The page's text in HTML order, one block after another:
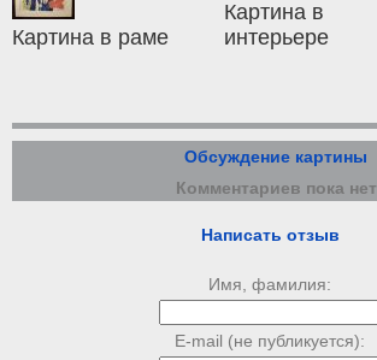
Картина в раме
Картина в
интерьере
Обсуждение картины
Комментариев пока нет
Написать отзыв
Имя, фамилия:
E-mail (не публикуется):